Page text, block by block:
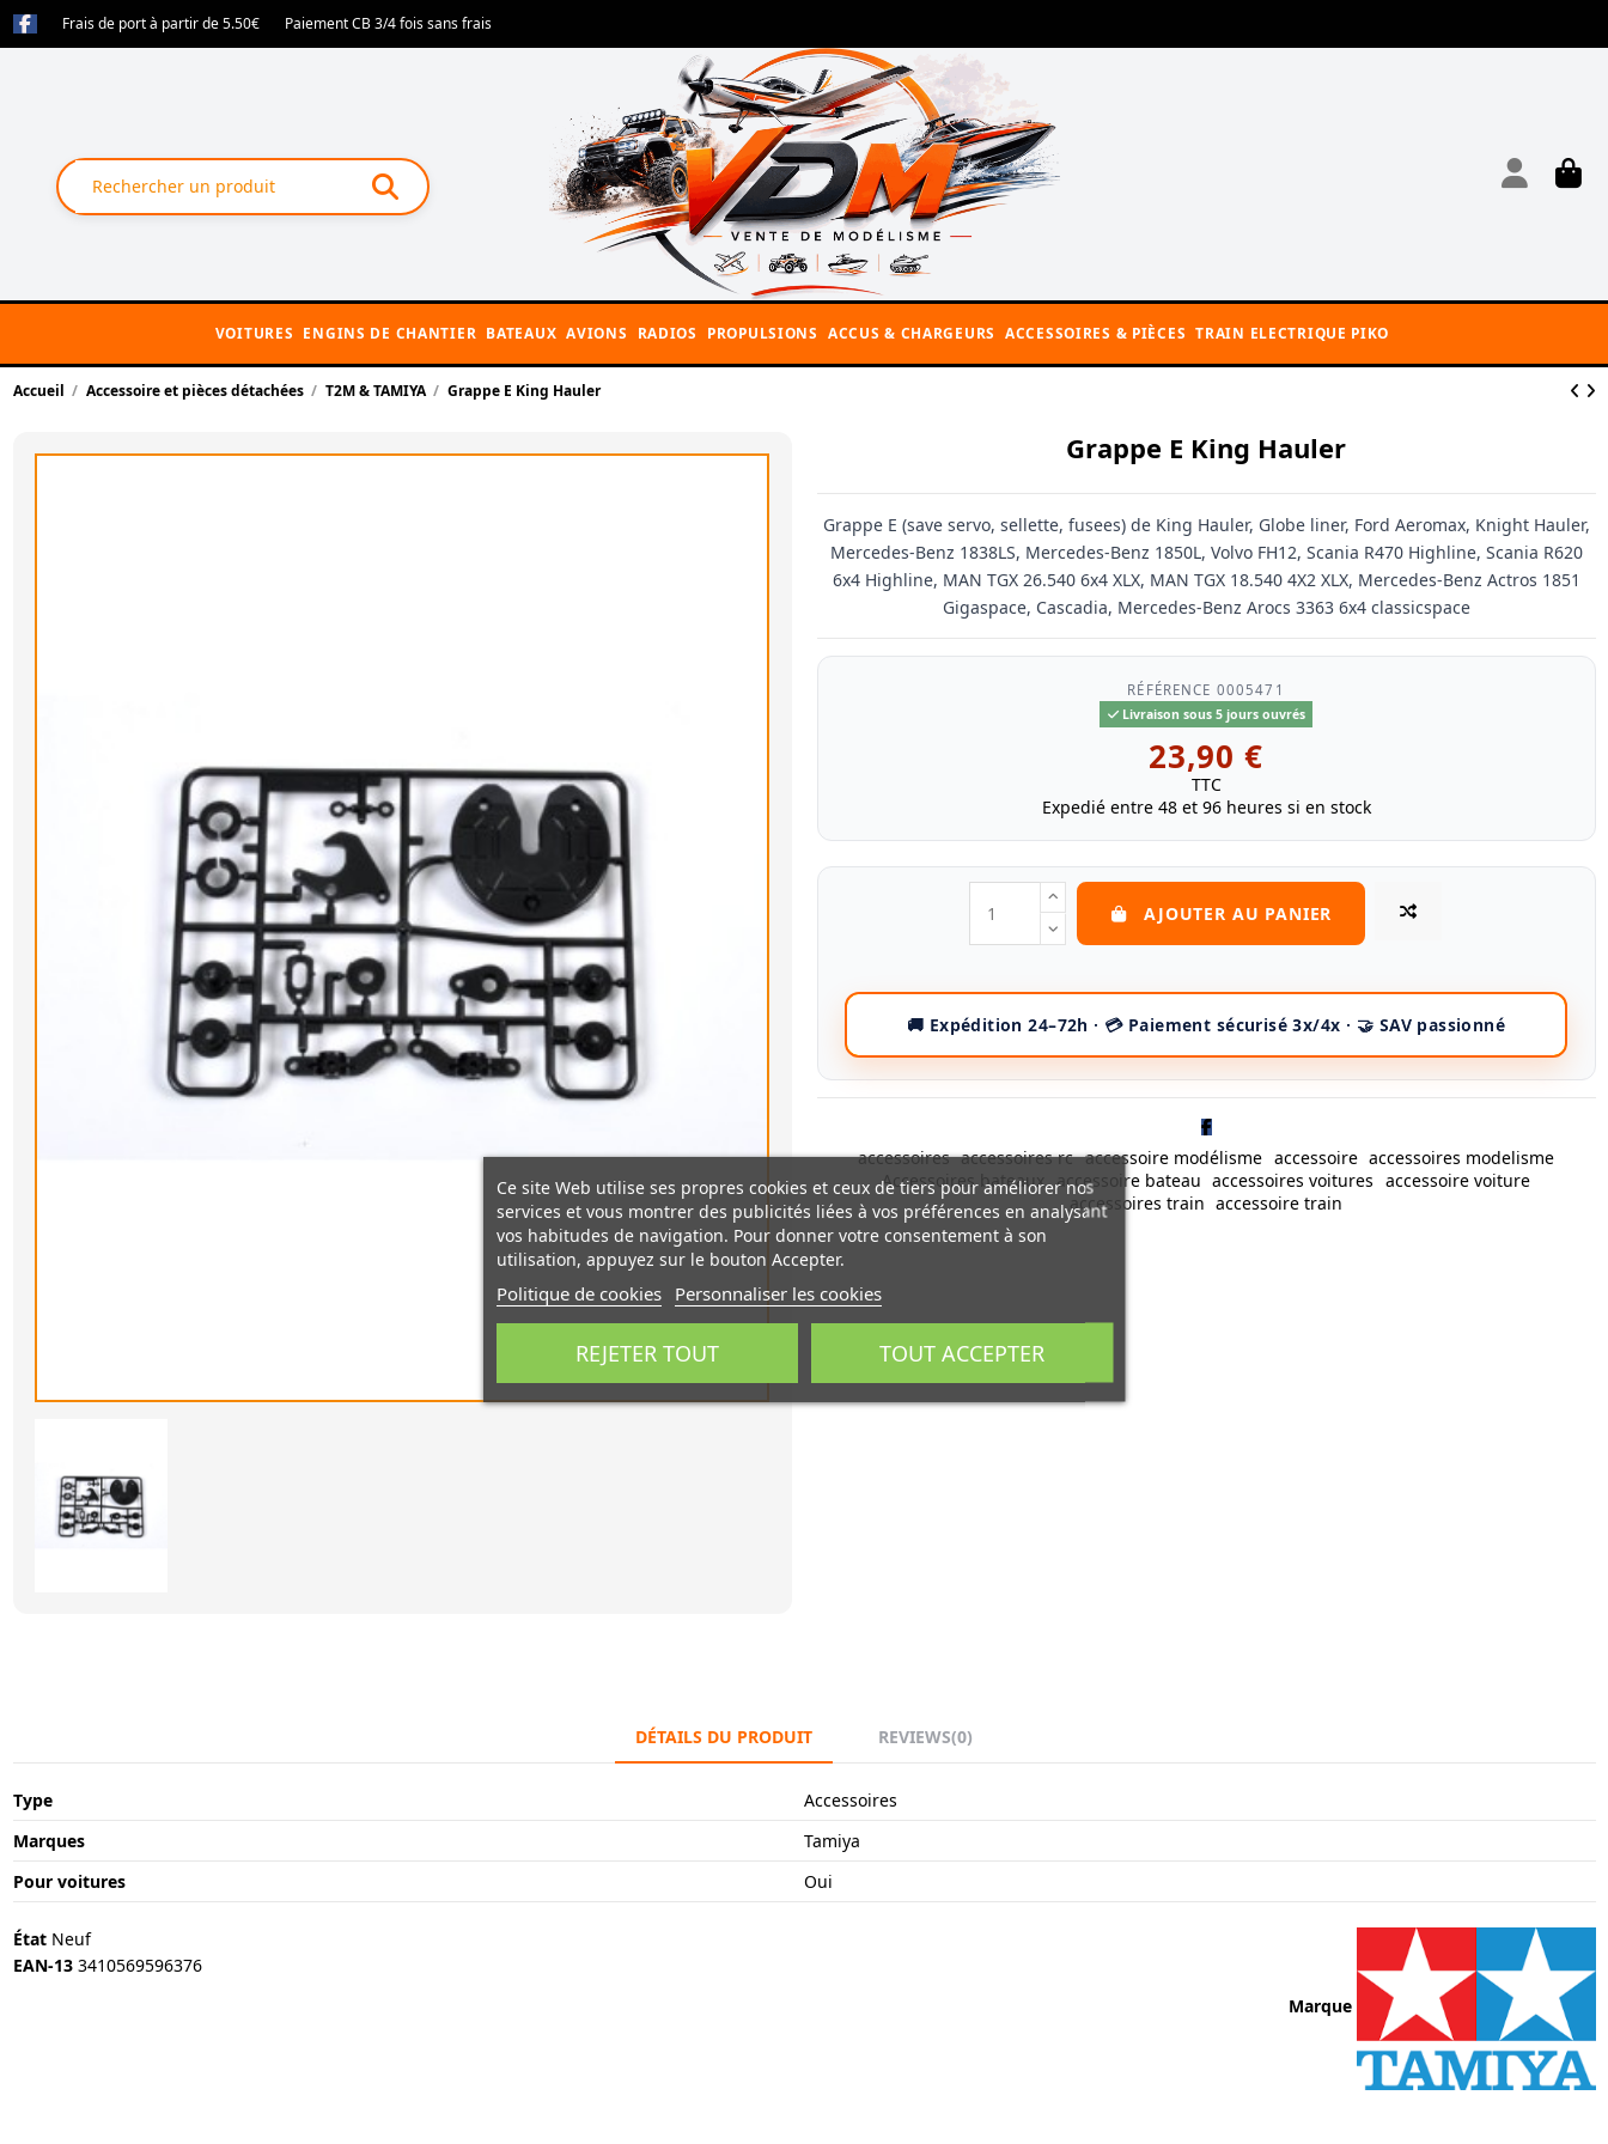
Frais de port à partir de 5.50€ Paiement CB 3/4 fois sans frais
VOITURES ENGINS DE CHANTIER BATEAUX AVIONS RADIOS PROPULSIONS ACCUS & CHARGEURS ACCESSOIRES & PIÈCES TRAIN ELECTRIQUE PIKO
Accueil Accessoire et pièces détachées T2M & TAMIYA Grappe E King Hauler
Grappe E King Hauler
Grappe E (save servo, sellette, fusees) de King Hauler, Globe liner, Ford Aeromax, Knight Hauler,
Mercedes-Benz 1838LS, Mercedes-Benz 1850L, Volvo FH12, Scania R470 Highline, Scania R620
6x4 Highline, MAN TGX 26.540 6x4 XLX, MAN TGX 18.540 4X2 XLX, Mercedes-Benz Actros 1851
Gigaspace, Cascadia, Mercedes-Benz Arocs 3363 6x4 classicspace
RÉFÉRENCE 0005471
Livraison sous 5 jours ouvrés
23,90 €
TTC
Expedié entre 48 et 96 heures si en stock
AJOUTER AU PANIER
accessoires accessoires rc accessoire modélisme accessoire accessoires modelisme
Accessoires bateaux accessoire bateau accessoires voitures accessoire voiture
accessoires train accessoire train
DÉTAILS DU PRODUIT REVIEWS(0)
Type
Accessoires
Marques
Tamiya
Pour voitures
Oui
Marque
État Neuf
EAN-13 3410569596376
Ce site Web utilise ses propres cookies et ceux de tiers pour améliorer nos
services et vous montrer des publicités liées à vos préférences en analysant
vos habitudes de navigation. Pour donner votre consentement à son
utilisation, appuyez sur le bouton Accepter.
Politique de cookies Personnaliser les cookies
REJETER TOUT TOUT ACCEPTER